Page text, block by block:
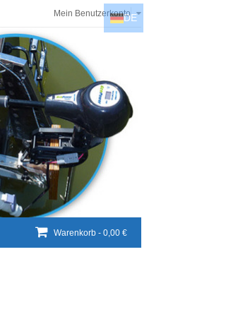
Mein Benutzerkonto
Warenkorb - 0,00 €
DE
DE
EN
NL
HU